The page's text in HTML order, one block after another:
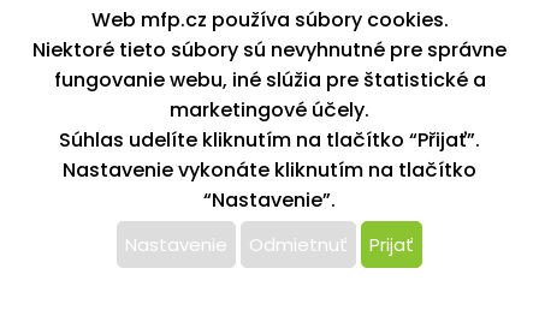
K stiahnutiu
Blog
Kontakt
Kariéra
XML feed
Copyright © 2026, MFP paper s. r. o. | Všetky práva vyhradené
design by MFP
Tento web používa k poskytovaniu služieb,
Web mfp.cz používa súbory cookies.
Niektoré tieto súbory sú nevyhnutné pre správne
fungovanie webu, iné slúžia pre štatistické a
marketingové účely.
Súhlas udelíte kliknutím na tlačítko “Přijať”.
Nastavenie vykonáte kliknutím na tlačítko
“Nastavenie”.
Nastavenie Odmietnuť Prijať